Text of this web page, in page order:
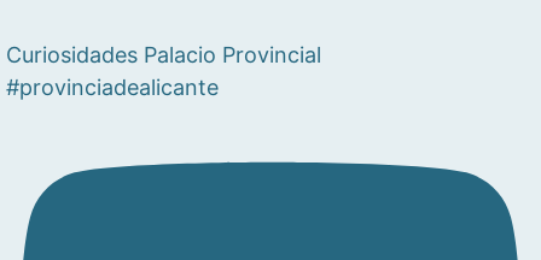
Curiosidades Palacio Provincial
#provinciadealicante